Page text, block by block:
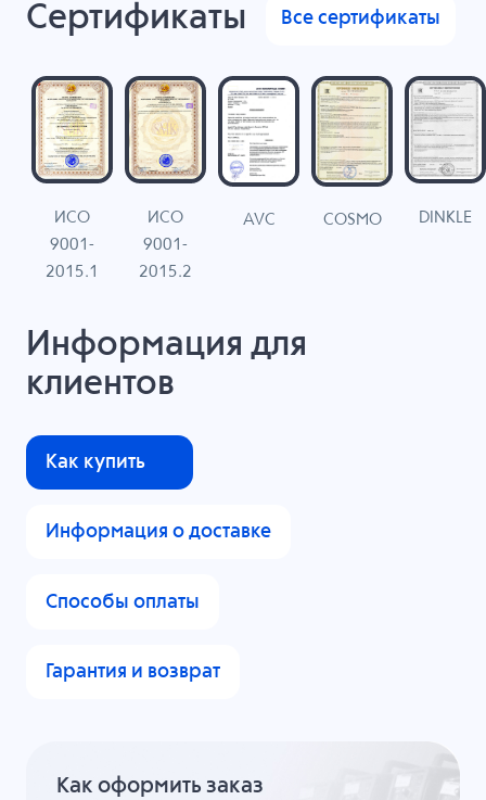
Сертификаты Все сертификаты
ИСО
9001-
2015.1
ИСО
9001-
2015.2
AVC COSMO DINKLE
Информация для
клиентов
Как купить
Информация о доставке
Способы оплаты
Гарантия и возврат
Как оформить заказ